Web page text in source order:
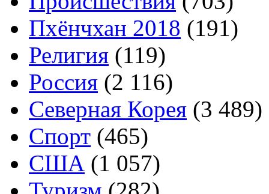
Пхёнчхан 2018 (191)
Религия (119)
Россия (2 116)
Северная Корея (3 489)
Спорт (465)
США (1 057)